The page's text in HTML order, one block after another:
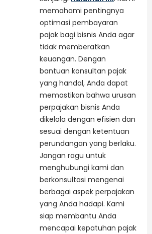
memahami pentingnya
optimasi pembayaran
pajak bagi bisnis Anda agar
tidak memberatkan
keuangan. Dengan
bantuan konsultan pajak
yang handal, Anda dapat
memastikan bahwa urusan
perpajakan bisnis Anda
dikelola dengan efisien dan
sesuai dengan ketentuan
perundangan yang berlaku.
Jangan ragu untuk
menghubungi kami dan
berkonsultasi mengenai
berbagai aspek perpajakan
yang Anda hadapi. Kami
siap membantu Anda
mencapai kepatuhan pajak